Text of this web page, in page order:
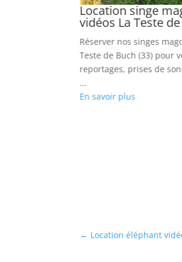
Location singe
vidéos La Teste
Réserver nos singes
Teste de Buch (33) pour
reportages, prises de
...
En savoir plus
← Location éléphant